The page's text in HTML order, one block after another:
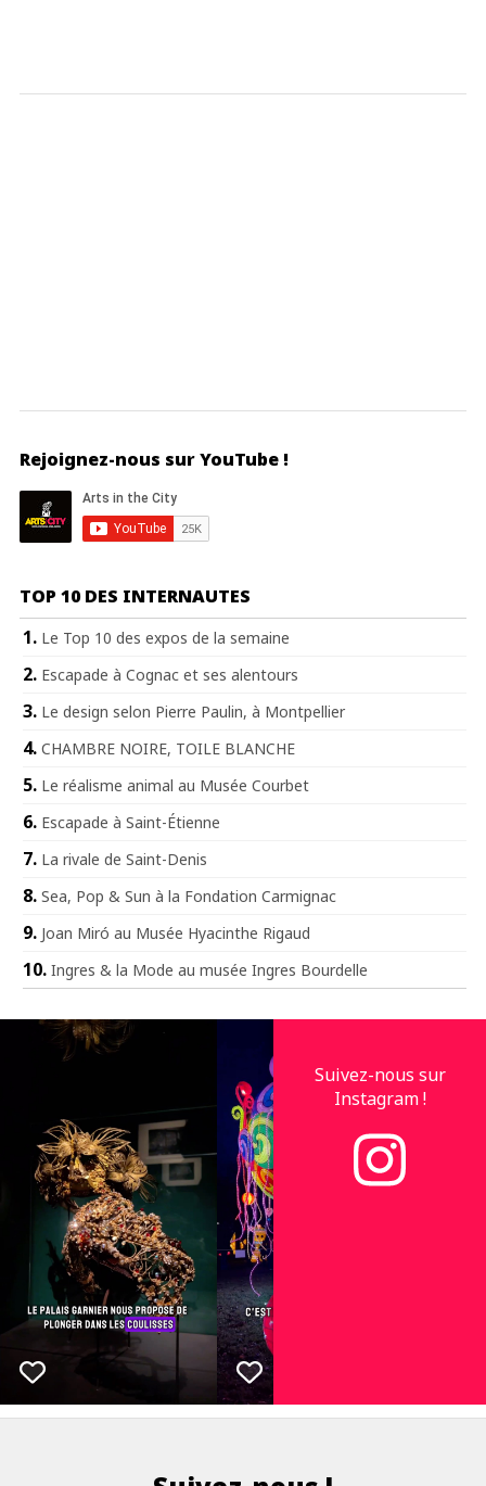
Rejoignez-nous sur YouTube !
TOP 10 DES INTERNAUTES
Le Top 10 des expos de la semaine
Escapade à Cognac et ses alentours
Le design selon Pierre Paulin, à Montpellier
CHAMBRE NOIRE, TOILE BLANCHE
Le réalisme animal au Musée Courbet
Escapade à Saint-Étienne
La rivale de Saint-Denis
Sea, Pop & Sun à la Fondation Carmignac
Joan Miró au Musée Hyacinthe Rigaud
Ingres & la Mode au musée Ingres Bourdelle
Suivez-nous sur
Instagram !